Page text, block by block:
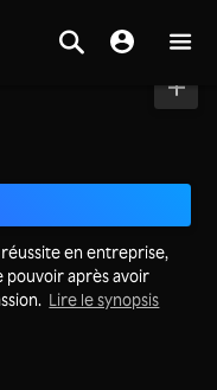
réussite en entreprise,
pouvoir après avoir
Lire le synopsis